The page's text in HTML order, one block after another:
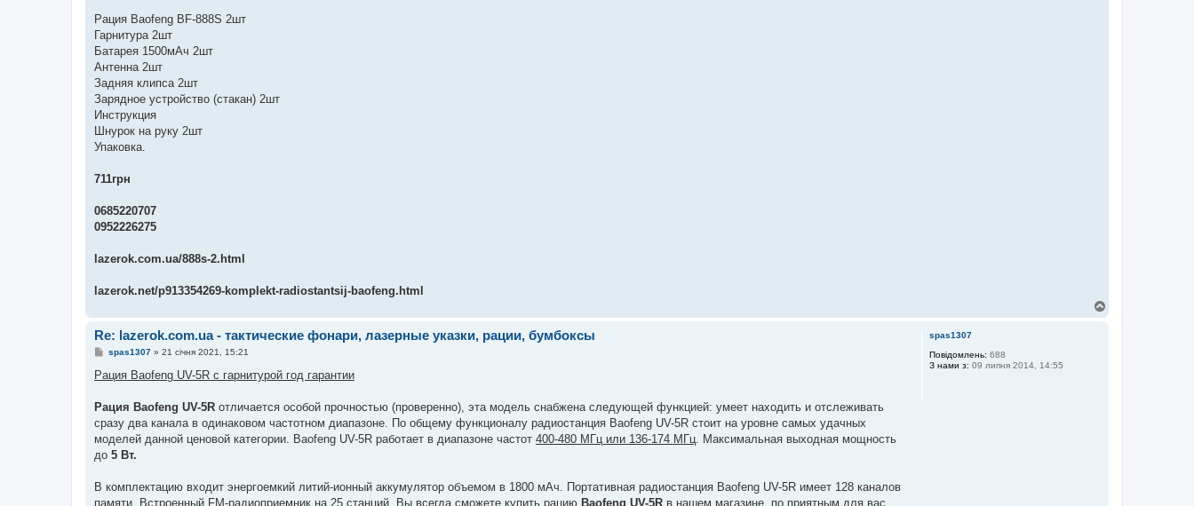
Рация Baofeng BF-888S 2шт
Гарнитура 2шт
Батарея 1500мАч 2шт
Антенна 2шт
Задняя клипса 2шт
Зарядное устройство (стакан) 2шт
Инструкция
Шнурок на руку 2шт
Упаковка.
711грн
0685220707
0952226275
lazerok.com.ua/888s-2.html
lazerok.net/p913354269-komplekt-radiostantsij-baofeng.html
spas1307
Повідомлень: 688
З нами з: 09 липня 2014, 14:55
Re: lazerok.com.ua - тактические фонари, лазерные указки, рации, бумбоксы
П
в
і
о
л
е
н
н
spas1307» 21 січня 2021, 15:21
Рация Baofeng UV-5R c гарнитурой год гарантии
Рация Baofeng UV-5R отличается особой прочностью (проверенно), эта модель снабжена следующей функцией: умеет находить и отслеживать
сразу два канала в одинаковом частотном диапазоне. По общему функционалу радиостанция Baofeng UV-5R стоит на уровне самых удачных
моделей данной ценовой категории. Baofeng UV-5R работает в диапазоне частот 400-480 МГц или 136-174 МГц. Максимальная выходная мощность
до 5 Вт.
В комплектацию входит энергоемкий литий-ионный аккумулятор объемом в 1800 мАч. Портативная радиостанция Baofeng UV-5R имеет 128 каналов
памяти. Встроенный FM-радиоприемник на 25 станций. Вы всегда сможете купить рацию Baofeng UV-5R в нашем магазине, по приятным для вас